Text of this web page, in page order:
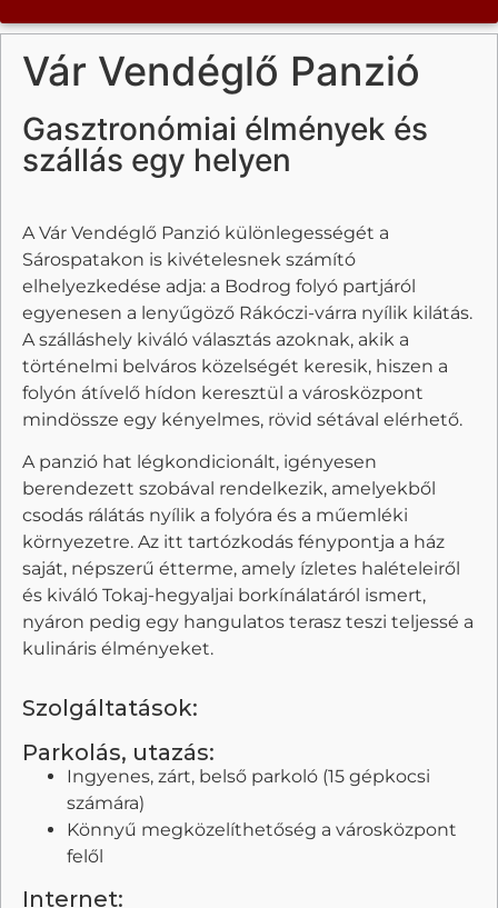
Vár Vendéglő Panzió
Gasztronómiai élmények és
szállás egy helyen
A Vár Vendéglő Panzió különlegességét a
Sárospatakon is kivételesnek számító
elhelyezkedése adja: a Bodrog folyó partjáról
egyenesen a lenyűgöző Rákóczi-várra nyílik kilátás.
A szálláshely kiváló választás azoknak, akik a
történelmi belváros közelségét keresik, hiszen a
folyón átívelő hídon keresztül a városközpont
mindössze egy kényelmes, rövid sétával elérhető.
A panzió hat légkondicionált, igényesen
berendezett szobával rendelkezik, amelyekből
csodás rálátás nyílik a folyóra és a műemléki
környezetre. Az itt tartózkodás fénypontja a ház
saját, népszerű étterme, amely ízletes halételeiről
és kiváló Tokaj-hegyaljai borkínálatáról ismert,
nyáron pedig egy hangulatos terasz teszi teljessé a
kulináris élményeket.
Szolgáltatások:
Parkolás, utazás:
Ingyenes, zárt, belső parkoló (15 gépkocsi
számára)
Könnyű megközelíthetőség a városközpont
felől
Internet: